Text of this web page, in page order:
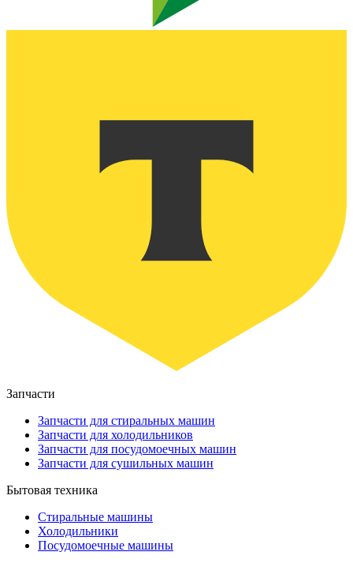
Запчасти
Запчасти для стиральных машин
Запчасти для холодильников
Запчасти для посудомоечных машин
Запчасти для сушильных машин
Бытовая техника
Стиральные машины
Холодильники
Посудомоечные машины